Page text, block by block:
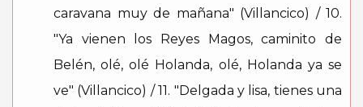
caravana muy de mañana" (Villancico) / 10.
"Ya vienen los Reyes Magos, caminito de
Belén, olé, olé Holanda, olé, Holanda ya se
ve" (Villancico) / 11. "Delgada y lisa, tienes una